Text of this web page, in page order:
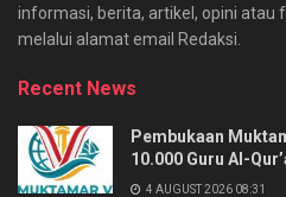
informasi, berita, artikel, opini atau
melalui alamat email Redaksi.
Recent News
Pembukaan
10.000 Guru Al-
4 AUGUST 2026 08:31